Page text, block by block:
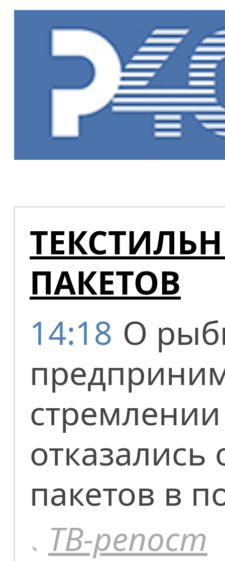
Главная»
Новости
ПАКЕТОВ
14:18 О
пакетов в
ТВ-репост